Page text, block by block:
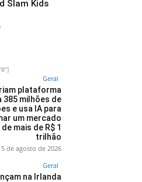
Slam Kids
Geral
plataforma
385 milhões de
e usa IA para
um mercado
mais de R$ 1
trilhão
5 de agosto de 2026
Geral
na Irlanda